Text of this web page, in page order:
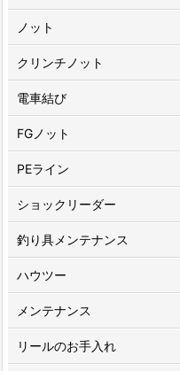
ノット
クリンチノット
電車結び
FGノット
PEライン
ショックリーダー
釣り具メンテナンス
ハウツー
メンテナンス
リールのお手入れ